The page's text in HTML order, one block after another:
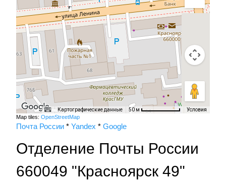
Картографические данные 50 м Условия
Map tiles: OpenStreetMap
Почта России * Yandex * Google
Отделение Почты России
660049 "Красноярск 49"